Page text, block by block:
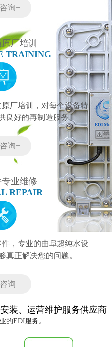
询+
厂培训
TRAINING
厂培训，对每个设备特
良好的再制造服务。
询+
业维修
REPAIR
，专业的曲阜超纯水设
真正解决您的问题。
询+
装、运营维护服务供应商
的EDI服务。